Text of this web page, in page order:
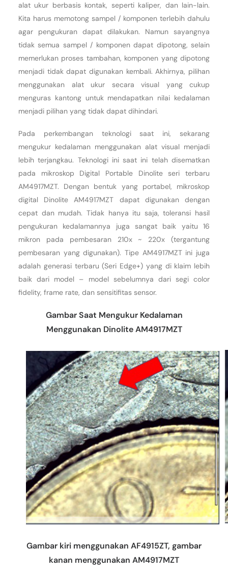
alat ukur berbasis kontak, seperti kaliper, dan lain-lain.
Kita harus memotong sampel / komponen terlebih dahulu
agar pengukuran dapat dilakukan. Namun sayangnya
tidak semua sampel / komponen dapat dipotong, selain
memerlukan proses tambahan, komponen yang dipotong
menjadi tidak dapat digunakan kembali. Akhirnya, pilihan
menggunakan alat ukur secara visual yang cukup
menguras kantong untuk mendapatkan nilai kedalaman
menjadi pilihan yang tidak dapat dihindari.
Pada perkembangan teknologi saat ini, sekarang
mengukur kedalaman menggunakan alat visual menjadi
lebih terjangkau. Teknologi ini saat ini telah disematkan
pada mikroskop Digital Portable Dinolite seri terbaru
AM4917MZT. Dengan bentuk yang portabel, mikroskop
digital Dinolite AM4917MZT dapat digunakan dengan
cepat dan mudah. Tidak hanya itu saja, toleransi hasil
pengukuran kedalamannya juga sangat baik yaitu 16
mikron pada pembesaran 210x ~ 220x (tergantung
pembesaran yang digunakan). Tipe AM4917MZT ini juga
adalah generasi terbaru (Seri Edge+) yang di klaim lebih
baik dari model – model sebelumnya dari segi color
fidelity, frame rate, dan sensitifitas sensor.
Gambar Saat Mengukur Kedalaman
Menggunakan Dinolite AM4917MZT
Gambar kiri menggunakan AF4915ZT, gambar
kanan menggunakan AM4917MZT